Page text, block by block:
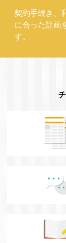
契約手続き、
に合った計画
す。